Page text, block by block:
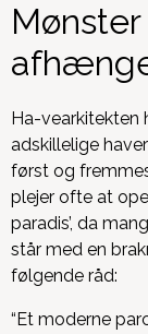
Ha-vearkitekten
adskillelige
først og
plejer ofte at
paradis’, da
står med en
følgende råd:
“Et moderne